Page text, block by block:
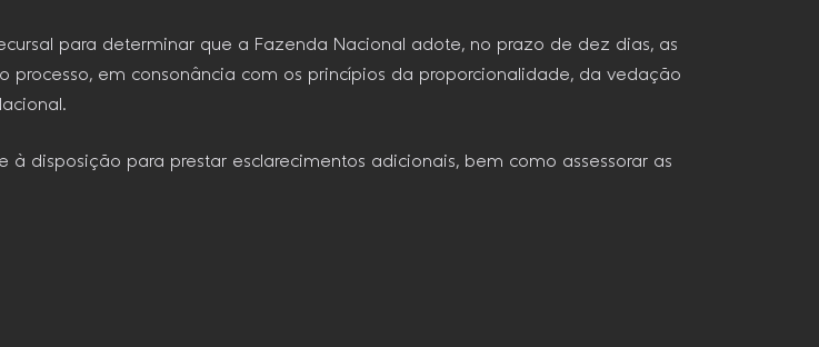
para determinar que a Fazenda Nacional adote, no prazo de dez dias, as
em consonância com os princípios da proporcionalidade, da vedação
disposição para prestar esclarecimentos adicionais, bem como assessorar as